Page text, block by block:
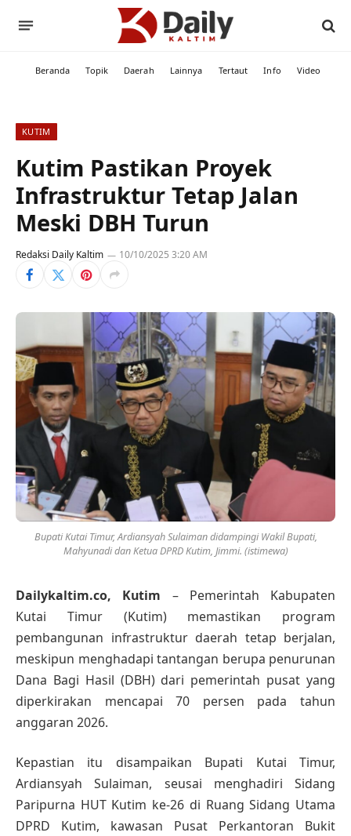
Beranda Topik Daerah Lainnya Tertaut Info Video
KUTIM
Kutim Pastikan Proyek
Infrastruktur Tetap Jalan
Meski DBH Turun
Redaksi Daily Kaltim 10/10/2025 3:20 AM
Bupati Kutai Timur, Ardiansyah Sulaiman didampingi Wakil Bupati,
Mahyunadi dan Ketua DPRD Kutim, Jimmi. (istimewa)
Dailykaltim.co, Kutim – Pemerintah Kabupaten
Kutai Timur (Kutim) memastikan program
pembangunan infrastruktur daerah tetap berjalan,
meskipun menghadapi tantangan berupa penurunan
Dana Bagi Hasil (DBH) dari pemerintah pusat yang
diperkirakan mencapai 70 persen pada tahun
anggaran 2026.
Kepastian itu disampaikan Bupati Kutai Timur,
Ardiansyah Sulaiman, seusai menghadiri Sidang
Paripurna HUT Kutim ke-26 di Ruang Sidang Utama
DPRD Kutim, kawasan Pusat Perkantoran Bukit